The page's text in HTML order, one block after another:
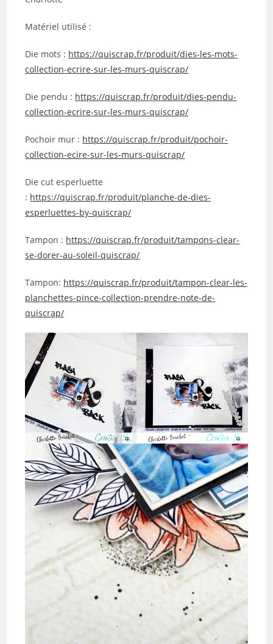
Matériel utilisé :
Die mots : https://quiscrap.fr/produit/dies-les-mots-
collection-ecrire-sur-les-murs-quiscrap/
Die pendu : https://quiscrap.fr/produit/dies-pendu-
collection-ecrire-sur-les-murs-quiscrap/
Pochoir mur : https://quiscrap.fr/produit/pochoir-
collection-ecire-sur-les-murs-quiscrap/
Die cut esperluette
: https://quiscrap.fr/produit/planche-de-dies-
esperluettes-by-quiscrap/
Tampon : https://quiscrap.fr/produit/tampons-clear-
se-dorer-au-soleil-quiscrap/
Tampon: https://quiscrap.fr/produit/tampon-clear-les-
planchettes-pince-collection-prendre-note-de-
quiscrap/